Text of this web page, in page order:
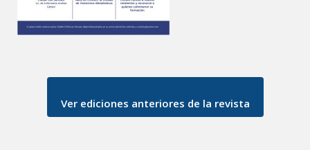
Ver ediciones anteriores de la revista